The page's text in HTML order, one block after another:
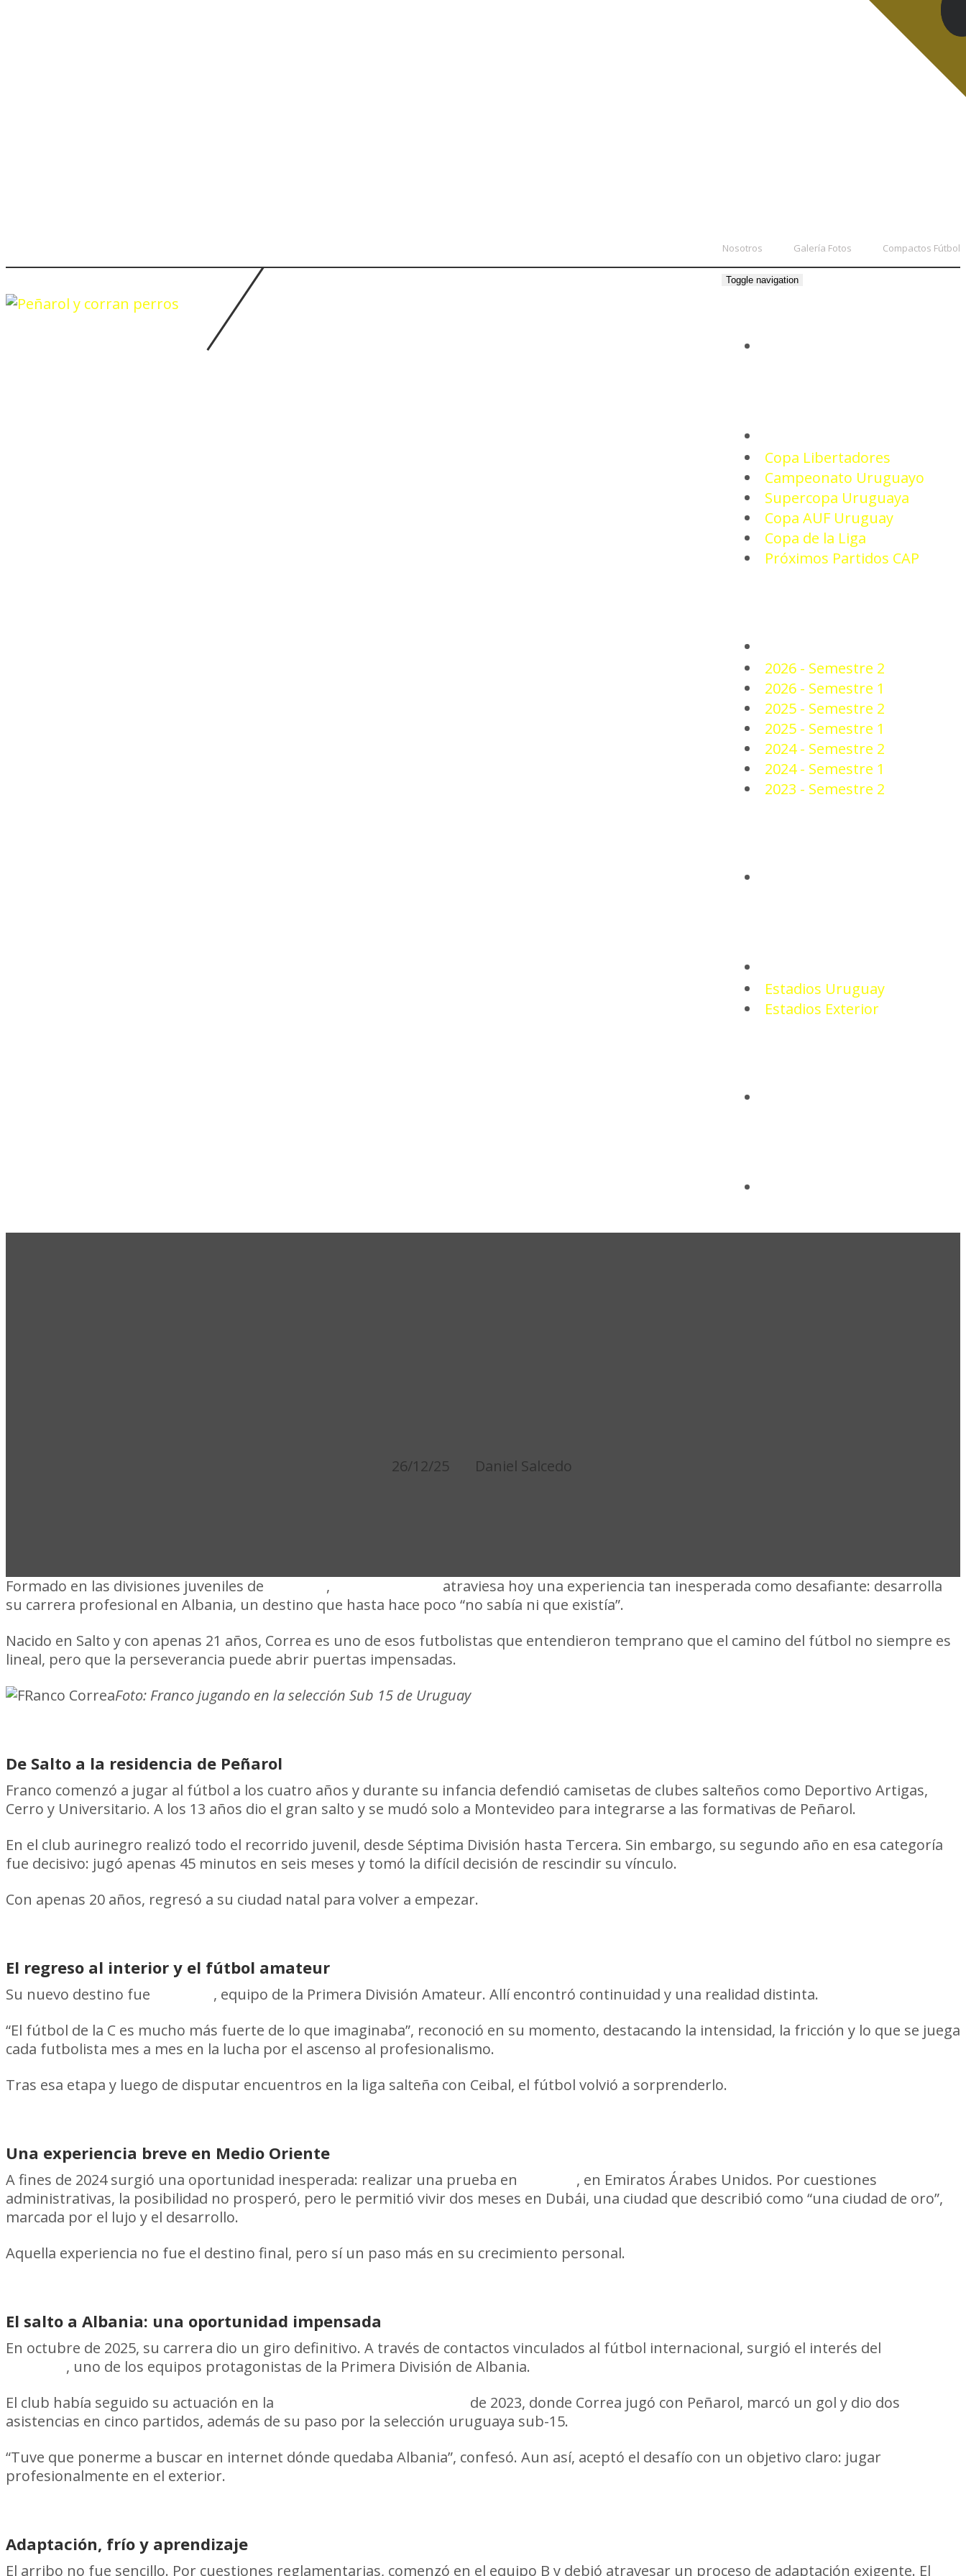
Nosotros Galería Fotos Compactos Fútbol
Toggle navigation
Copa Libertadores
Campeonato Uruguayo
Supercopa Uruguaya
Copa AUF Uruguay
Copa de la Liga
Próximos Partidos CAP
2026 - Semestre 2
2026 - Semestre 1
2025 - Semestre 2
2025 - Semestre 1
2024 - Semestre 2
2024 - Semestre 1
2023 - Semestre 2
Estadios Uruguay
Estadios Exterior
26/12/25 Daniel Salcedo
Formado en las divisiones juveniles de ,
atraviesa hoy una experiencia tan inesperada como desafiante: desarrolla
su carrera profesional en Albania, un destino que hasta hace poco “no sabía ni que existía”.
Nacido en Salto y con apenas 21 años, Correa es uno de esos futbolistas que entendieron temprano que el camino del fútbol no siempre es
lineal, pero que la perseverancia puede abrir puertas impensadas.
Foto: Franco jugando en la selección Sub 15 de Uruguay
De Salto a la residencia de Peñarol
Franco comenzó a jugar al fútbol a los cuatro años y durante su infancia defendió camisetas de clubes salteños como Deportivo Artigas,
Cerro y Universitario. A los 13 años dio el gran salto y se mudó solo a Montevideo para integrarse a las formativas de Peñarol.
En el club aurinegro realizó todo el recorrido juvenil, desde Séptima División hasta Tercera. Sin embargo, su segundo año en esa categoría
fue decisivo: jugó apenas 45 minutos en seis meses y tomó la difícil decisión de rescindir su vínculo.
Con apenas 20 años, regresó a su ciudad natal para volver a empezar.
El regreso al interior y el fútbol amateur
Su nuevo destino fue
, equipo de la Primera División Amateur. Allí encontró continuidad y una realidad distinta.
“El fútbol de la C es mucho más fuerte de lo que imaginaba”, reconoció en su momento, destacando la intensidad, la fricción y lo que se juega
cada futbolista mes a mes en la lucha por el ascenso al profesionalismo.
Tras esa etapa y luego de disputar encuentros en la liga salteña con Ceibal, el fútbol volvió a sorprenderlo.
Una experiencia breve en Medio Oriente
A fines de 2024 surgió una oportunidad inesperada: realizar una prueba en
, en Emiratos Árabes Unidos. Por cuestiones
administrativas, la posibilidad no prosperó, pero le permitió vivir dos meses en Dubái, una ciudad que describió como “una ciudad de oro”,
marcada por el lujo y el desarrollo.
Aquella experiencia no fue el destino final, pero sí un paso más en su crecimiento personal.
El salto a Albania: una oportunidad impensada
En octubre de 2025, su carrera dio un giro definitivo. A través de contactos vinculados al fútbol internacional, surgió el interés del
, uno de los equipos protagonistas de la Primera División de Albania.
El club había seguido su actuación en la
de 2023, donde Correa jugó con Peñarol, marcó un gol y dio dos
asistencias en cinco partidos, además de su paso por la selección uruguaya sub-15.
“Tuve que ponerme a buscar en internet dónde quedaba Albania”, confesó. Aun así, aceptó el desafío con un objetivo claro: jugar
profesionalmente en el exterior.
Adaptación, frío y aprendizaje
El arribo no fue sencillo. Por cuestiones reglamentarias, comenzó en el equipo B y debió atravesar un proceso de adaptación exigente. El